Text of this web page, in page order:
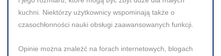
kuchni. Niektórzy użytkownicy wspominają także o
czasochłonności nauki obsługi zaawansowanych funkcji.
Opinie można znaleźć na forach internetowych, blogach